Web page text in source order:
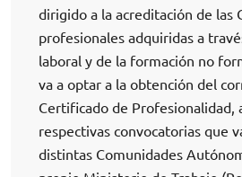
dirigido a la acreditación de las
profesionales adquiridas a
laboral y de la formación no
va a optar a la obtención del
Certificado de Profesionalidad,
respectivas convocatorias que
distintas Comunidades